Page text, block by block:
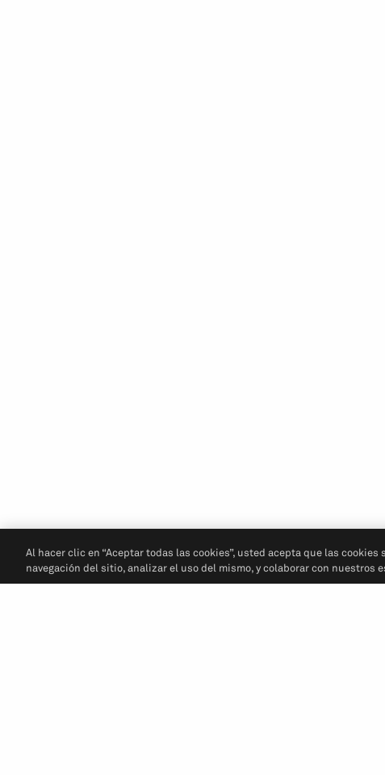
Al hacer clic en “Aceptar todas las cookies”, usted acepta que las
navegación del sitio, analizar el uso del mismo, y colaborar con nuestros